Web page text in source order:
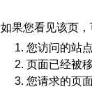
如果您看见该页，
您访问的站
页面已经被
您请求的页